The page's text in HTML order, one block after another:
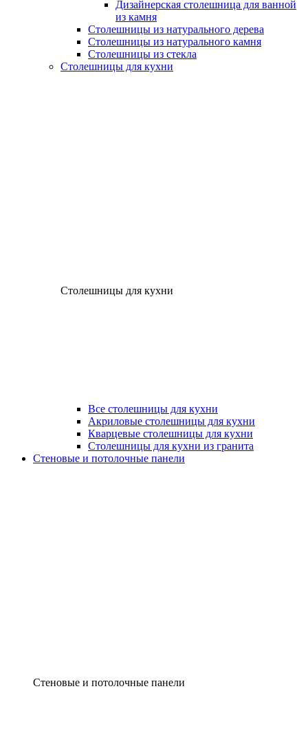
Дизайнерская столешница для ванной
из камня
Столешницы из натурального дерева
Столешницы из натурального камня
Столешницы из стекла
Столешницы для кухни
Столешницы для кухни
Все столешницы для кухни
Акриловые столешницы для кухни
Кварцевые столешницы для кухни
Столешницы для кухни из гранита
Стеновые и потолочные панели
Стеновые и потолочные панели